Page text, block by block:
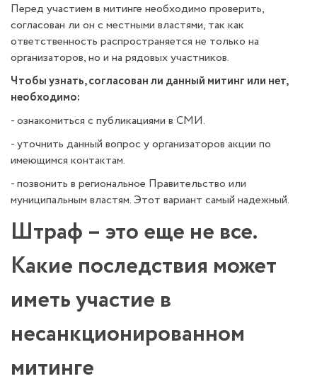
Перед участием в митинге необходимо проверить,
согласован ли он с местными властями, так как
ответственность распространяется не только на
организаторов, но и на рядовых участников.
Чтобы узнать, согласован ли данный митинг или нет,
необходимо:
- ознакомиться с публикациями в СМИ.
- уточнить данный вопрос у организаторов акции по
имеющимся контактам.
- позвонить в региональное Правительство или
муниципальным властям. Этот вариант самый надежный.
Штраф – это еще не все.
Какие последствия может
иметь участие в
несанкционированном
митинге